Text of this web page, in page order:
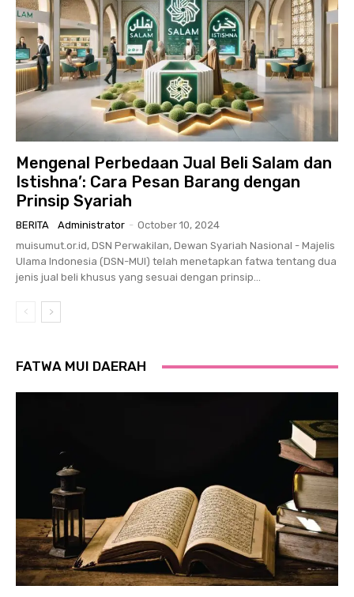
Mengenal Perbedaan Jual Beli Salam dan
Istishna’: Cara Pesan Barang dengan
Prinsip Syariah
BERITA Administrator - October 10, 2024
muisumut.or.id, DSN Perwakilan, Dewan Syariah Nasional - Majelis
Ulama Indonesia (DSN-MUI) telah menetapkan fatwa tentang dua
jenis jual beli khusus yang sesuai dengan prinsip...
FATWA MUI DAERAH